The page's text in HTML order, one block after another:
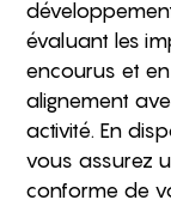
évaluant les
encourus et
alignement
activité. En
vous assurez
conforme de